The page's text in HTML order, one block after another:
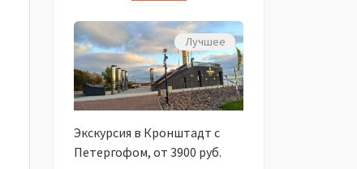
Лучшее
Экскурсия в Кронштадт с
Петергофом, от 3900 руб.